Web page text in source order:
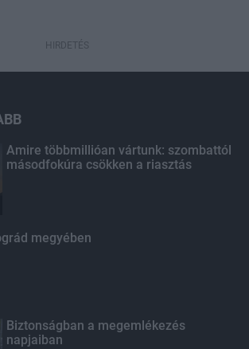
HIRDETÉS
Amire többmillióan vártunk: szombattól
másodfokúra csökken a riasztás
megyében
Biztonságban a megemlékezés
napjaiban